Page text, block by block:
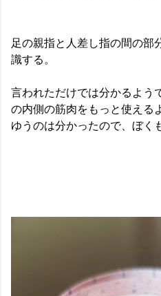
足の親指と人差し指の間の部
識する。
言われただけでは分かるよう
の内側の筋肉をもっと使える
ゆうのは分かったので、ぼく